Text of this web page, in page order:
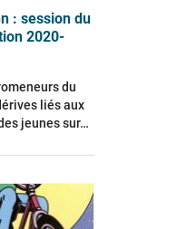
: session du
2020-
du
liés aux
jeunes sur…